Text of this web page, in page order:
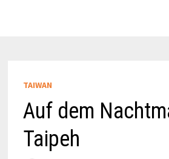
TAIWAN
Auf dem
Taipeh